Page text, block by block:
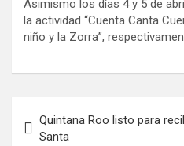
Asimismo los días 4 y 5 de
la actividad “Cuenta Canta
niño y la Zorra”,
de
Quintana Roo listo para
Santa